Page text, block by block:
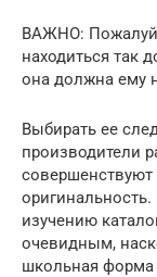
ВАЖНО: Пожалуй,
находиться так
она должна ему
Выбирать ее
производители
совершенствуют
изучению
очевидным,
школьная форма